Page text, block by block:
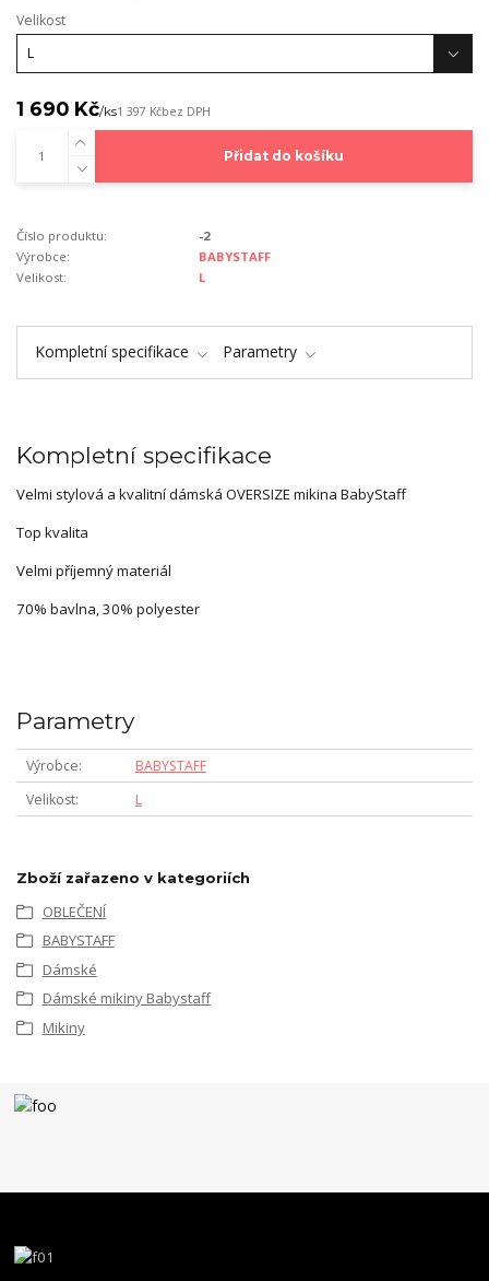
Velikost
1 690 Kč/ks1 397 Kčbez DPH
Přidat do košíku
Číslo produktu:
-2
Výrobce:
BABYSTAFF
Velikost:
L
Kompletní specifikace Parametry
Kompletní specifikace
Velmi stylová a kvalitní dámská OVERSIZE mikina BabyStaff
Top kvalita
Velmi příjemný materiál
70% bavlna, 30% polyester
Parametry
Výrobce
BABYSTAFF
Velikost
L
Zboží zařazeno v kategoriích
OBLEČENÍ
BABYSTAFF
Dámské
Dámské mikiny Babystaff
Mikiny